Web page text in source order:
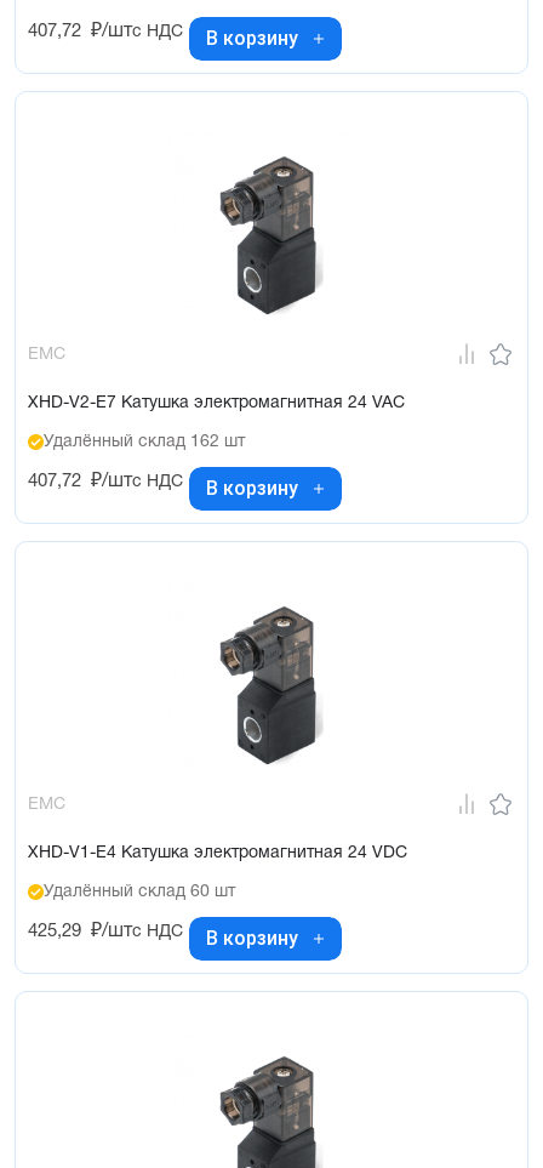
407,72 ₽/штс НДС В корзину
EMC
XHD-V2-E7 Катушка электромагнитная 24 VAC
Удалённый склад 162 шт
407,72 ₽/штс НДС В корзину
EMC
XHD-V1-E4 Катушка электромагнитная 24 VDC
Удалённый склад 60 шт
425,29 ₽/штс НДС В корзину